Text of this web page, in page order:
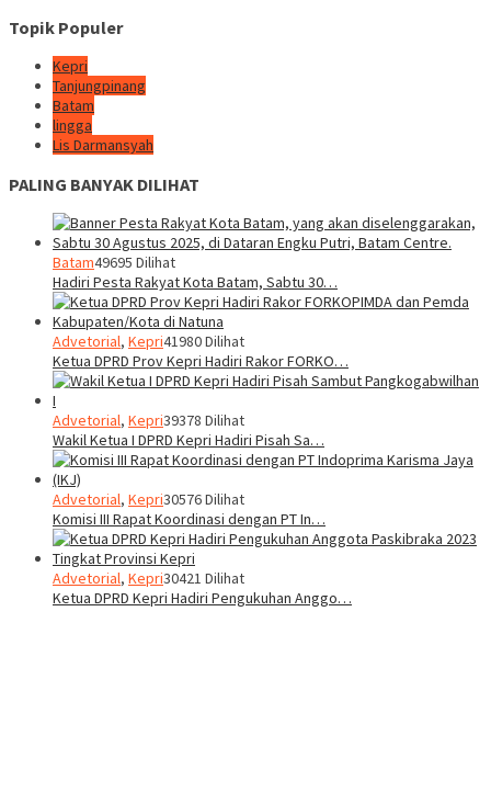
Topik Populer
Kepri
Tanjungpinang
Batam
lingga
Lis Darmansyah
PALING BANYAK DILIHAT
Batam49695 Dilihat
Hadiri Pesta Rakyat Kota Batam, Sabtu 30…
Advetorial, Kepri41980 Dilihat
Ketua DPRD Prov Kepri Hadiri Rakor FORKO…
Advetorial, Kepri39378 Dilihat
Wakil Ketua I DPRD Kepri Hadiri Pisah Sa…
Advetorial, Kepri30576 Dilihat
Komisi III Rapat Koordinasi dengan PT In…
Advetorial, Kepri30421 Dilihat
Ketua DPRD Kepri Hadiri Pengukuhan Anggo…